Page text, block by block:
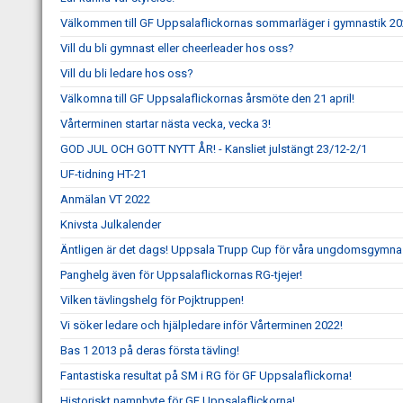
Välkommen till GF Uppsalaflickornas sommarläger i gymnastik
Vill du bli gymnast eller cheerleader hos oss?
Vill du bli ledare hos oss?
Välkomna till GF Uppsalaflickornas årsmöte den 21 april!
Vårterminen startar nästa vecka, vecka 3!
GOD JUL OCH GOTT NYTT ÅR! - Kansliet julstängt 23/12-2/1
UF-tidning HT-21
Anmälan VT 2022
Knivsta Julkalender
Äntligen är det dags! Uppsala Trupp Cup för våra
Panghelg även för Uppsalaflickornas RG-tjejer!
Vilken tävlingshelg för Pojktruppen!
Vi söker ledare och hjälpledare inför Vårterminen 2022!
Bas 1 2013 på deras första tävling!
Fantastiska resultat på SM i RG för GF Uppsalaflickorna!